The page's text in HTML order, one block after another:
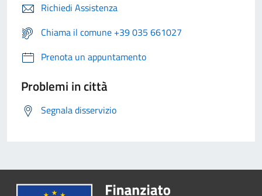
Richiedi Assistenza
Chiama il comune +39 035 661027
Prenota un appuntamento
Problemi in città
Segnala disservizio